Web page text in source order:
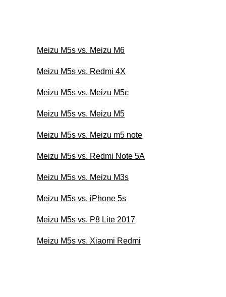
Meizu M5s vs. Meizu M6
Meizu M5s vs. Redmi 4X
Meizu M5s vs. Meizu M5c
Meizu M5s vs. Meizu M5
Meizu M5s vs. Meizu m5 note
Meizu M5s vs. Redmi Note 5A
Meizu M5s vs. Meizu M3s
Meizu M5s vs. iPhone 5s
Meizu M5s vs. P8 Lite 2017
Meizu M5s vs. Xiaomi Redmi